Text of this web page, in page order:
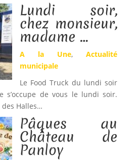
Lundi soir,
chez monsieur,
madame …
A la Une,Actualité
municipale
Le Food Truck du lundi soir
s’occupe de vous le lundi soir.
des Halles…
Pâques au
Château de
Panloy